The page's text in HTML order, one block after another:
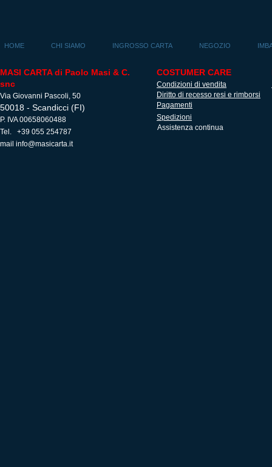
HOME CHI SIAMO INGROSSO CARTA NEGOZIO
MASI CARTA di Paolo Masi & C.
snc
Via Giovanni Pascoli, 50
50018 - Scandicci (FI)
P. IVA 00658060488
Tel. +39 055 254787
mail info@masicarta.it
COSTUMER CARE
Condizioni di vendita
Diritto di recesso resi e rimborsi
Pagamenti
Spedizioni
Assistenza continua